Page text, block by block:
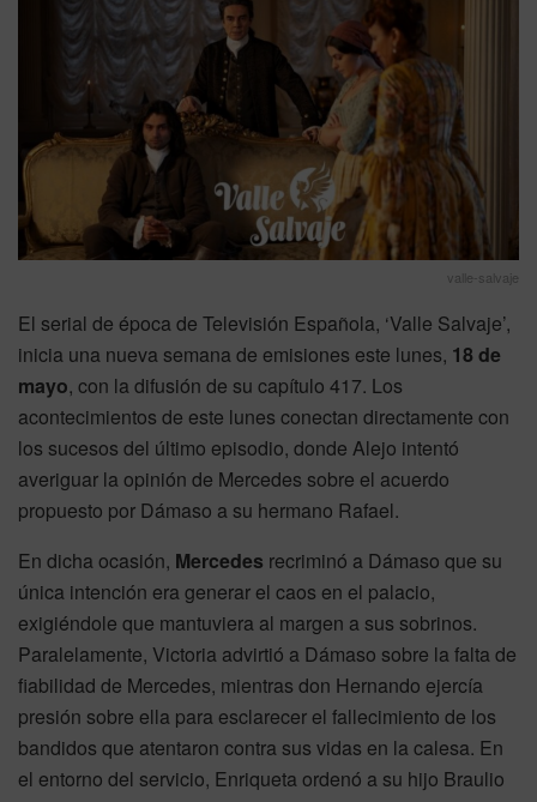
valle-salvaje
El serial de época de Televisión Española, ‘Valle Salvaje’,
inicia una nueva semana de emisiones este lunes, 18 de
mayo, con la difusión de su capítulo 417. Los
acontecimientos de este lunes conectan directamente con
los sucesos del último episodio, donde Alejo intentó
averiguar la opinión de Mercedes sobre el acuerdo
propuesto por Dámaso a su hermano Rafael.
En dicha ocasión, Mercedes recriminó a Dámaso que su
única intención era generar el caos en el palacio,
exigiéndole que mantuviera al margen a sus sobrinos.
Paralelamente, Victoria advirtió a Dámaso sobre la falta de
fiabilidad de Mercedes, mientras don Hernando ejercía
presión sobre ella para esclarecer el fallecimiento de los
bandidos que atentaron contra sus vidas en la calesa. En
el entorno del servicio, Enriqueta ordenó a su hijo Braulio